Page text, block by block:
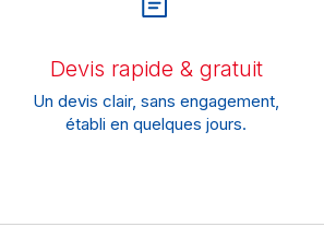
Devis rapide & gratuit
Un devis clair, sans engagement,
établi en quelques jours.